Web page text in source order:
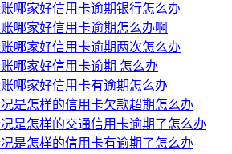
哪家好信用卡逾期银行怎么办
哪家好信用卡逾期怎么办啊
哪家好信用卡逾期两次怎么办
哪家好信用卡逾期 怎么办
哪家好信用卡有逾期怎么办
是怎样的信用卡欠款超期怎么办
是怎样的交通信用卡逾期了怎么办
是怎样的信用卡有逾期了怎么办